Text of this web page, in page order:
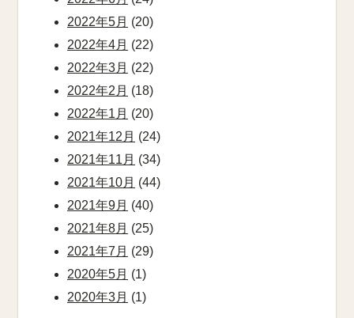
2022年5月 (20)
2022年4月 (22)
2022年3月 (22)
2022年2月 (18)
2022年1月 (20)
2021年12月 (24)
2021年11月 (34)
2021年10月 (44)
2021年9月 (40)
2021年8月 (25)
2021年7月 (29)
2020年5月 (1)
2020年3月 (1)